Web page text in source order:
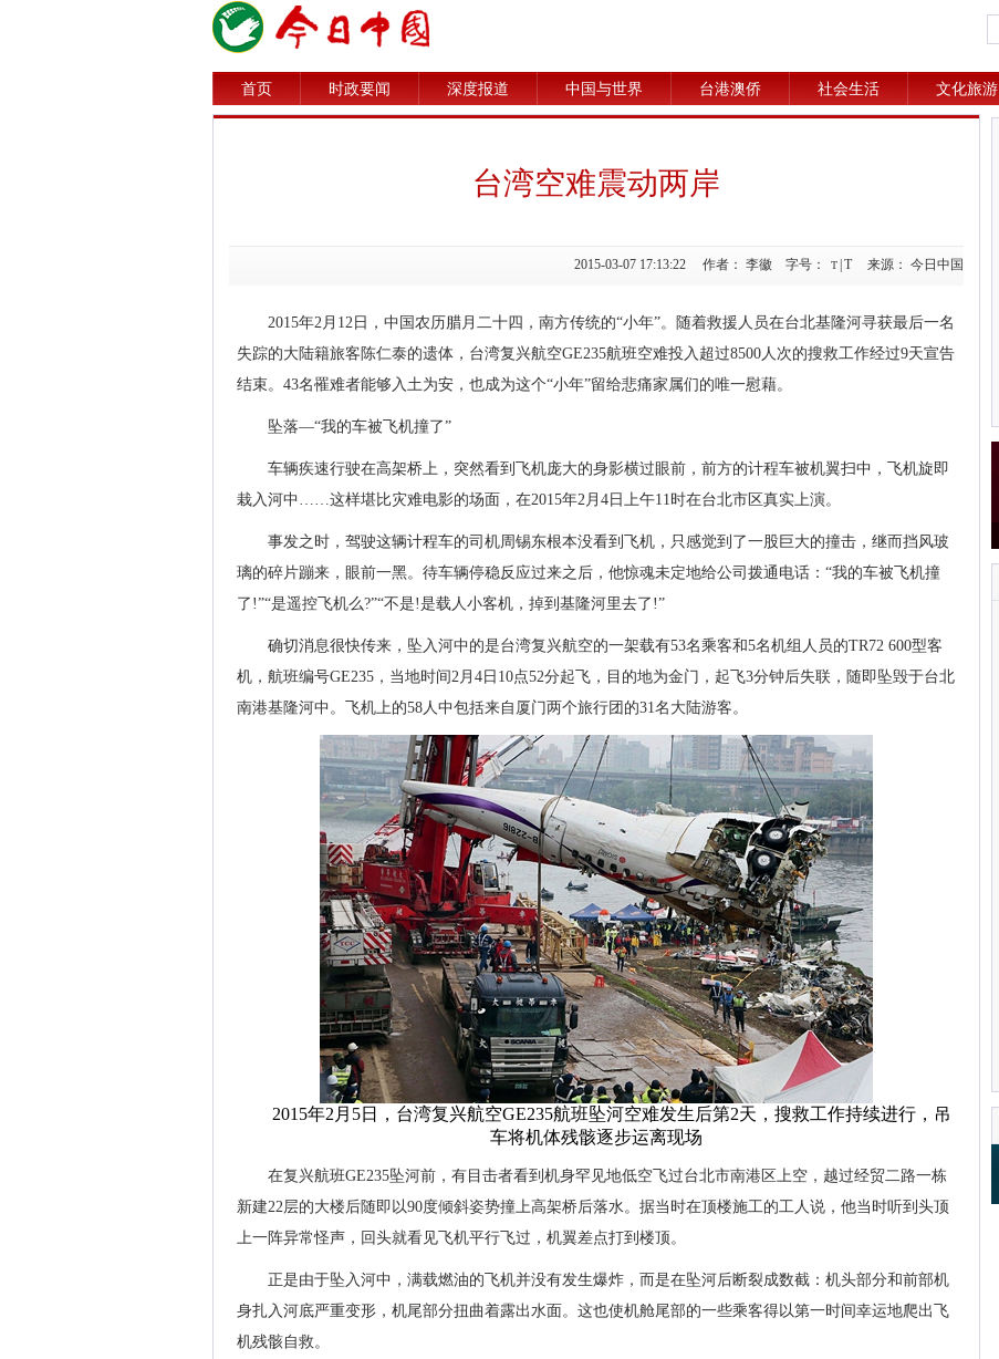
首页 时政要闻 深度报道 中国与世界 台港澳侨 社会生活 文化旅游
台湾空难震动两岸
2015-03-07 17:13:22 作者： 李徽 字号： T T 来源： 今日中国
2015年2月12日，中国农历腊月二十四，南方传统的“小年”。随着救援人员在台北基隆河寻获最后一名
失踪的大陆籍旅客陈仁泰的遗体，台湾复兴航空GE235航班空难投入超过8500人次的搜救工作经过9天宣告
结束。43名罹难者能够入土为安，也成为这个“小年”留给悲痛家属们的唯一慰藉。
坠落—“我的车被飞机撞了”
车辆疾速行驶在高架桥上，突然看到飞机庞大的身影横过眼前，前方的计程车被机翼扫中，飞机旋即
栽入河中……这样堪比灾难电影的场面，在2015年2月4日上午11时在台北市区真实上演。
事发之时，驾驶这辆计程车的司机周锡东根本没看到飞机，只感觉到了一股巨大的撞击，继而挡风玻
璃的碎片蹦来，眼前一黑。待车辆停稳反应过来之后，他惊魂未定地给公司拨通电话：“我的车被飞机撞
了!”“是遥控飞机么?”“不是!是载人小客机，掉到基隆河里去了!”
确切消息很快传来，坠入河中的是台湾复兴航空的一架载有53名乘客和5名机组人员的TR72 600型客
机，航班编号GE235，当地时间2月4日10点52分起飞，目的地为金门，起飞3分钟后失联，随即坠毁于台北
南港基隆河中。飞机上的58人中包括来自厦门两个旅行团的31名大陆游客。
2015年2月5日，台湾复兴航空GE235航班坠河空难发生后第2天，搜救工作持续进行，吊
车将机体残骸逐步运离现场
在复兴航班GE235坠河前，有目击者看到机身罕见地低空飞过台北市南港区上空，越过经贸二路一栋
新建22层的大楼后随即以90度倾斜姿势撞上高架桥后落水。据当时在顶楼施工的工人说，他当时听到头顶
上一阵异常怪声，回头就看见飞机平行飞过，机翼差点打到楼顶。
正是由于坠入河中，满载燃油的飞机并没有发生爆炸，而是在坠河后断裂成数截：机头部分和前部机
身扎入河底严重变形，机尾部分扭曲着露出水面。这也使机舱尾部的一些乘客得以第一时间幸运地爬出飞
机残骸自救。